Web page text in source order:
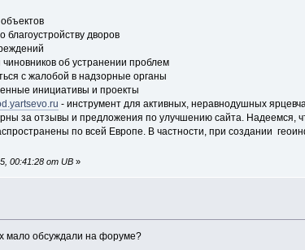
дворов
об устранении проблем
с жалобой в надзорные органы
инициативы и проекты
- инструмент для активных, неравнодушных
за отзывы и предложения по улучшению сайта. Надеемся,
по всей Европе. В частности, при создании
00:41:28 от UB »
мало обсуждали на форуме?